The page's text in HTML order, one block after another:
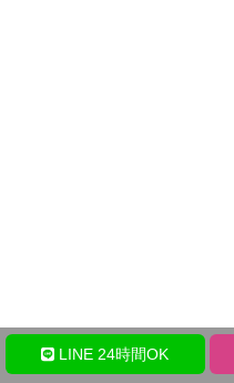
LINE 24時間OK